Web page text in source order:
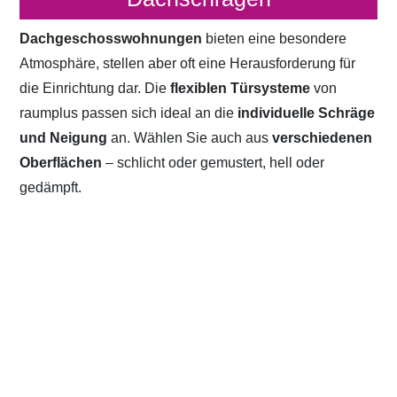
Dachgeschosswohnungen bieten eine besondere
Atmosphäre, stellen aber oft eine Herausforderung für
die Einrichtung dar. Dieflexiblen Türsystemevon
raumplus passen sich ideal an die individuelle Schräge
und Neigung an. Wählen Sie auch ausverschiedenen
Oberflächen – schlicht oder gemustert, hell oder
gedämpft.